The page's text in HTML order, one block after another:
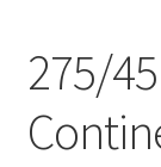
275/